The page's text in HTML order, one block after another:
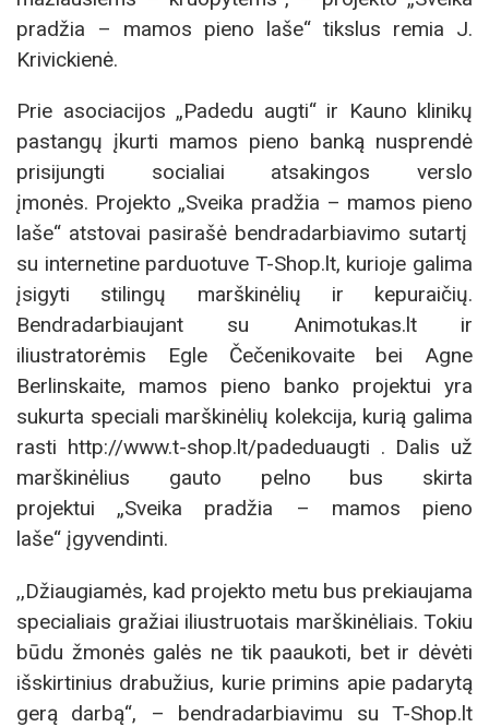
pradžia – mamos pieno laše“ tikslus remia J.
Krivickienė.
Prie asociacijos „Padedu augti“ ir Kauno klinikų
pastangų įkurti mamos pieno banką nusprendė
prisijungti socialiai atsakingos verslo
įmonės. Projekto „Sveika pradžia – mamos pieno
laše“ atstovai pasirašė bendradarbiavimo sutartį
su internetine parduotuve T-Shop.lt, kurioje galima
įsigyti stilingų marškinėlių ir kepuraičių.
Bendradarbiaujant su Animotukas.lt ir
iliustratorėmis Egle Čečenikovaite bei Agne
Berlinskaite, mamos pieno banko projektui yra
sukurta speciali marškinėlių kolekcija, kurią galima
rasti http://www.t-shop.lt/padeduaugti . Dalis už
marškinėlius gauto pelno bus skirta
projektui „Sveika pradžia – mamos pieno
laše“ įgyvendinti.
,,Džiaugiamės, kad projekto metu bus prekiaujama
specialiais gražiai iliustruotais marškinėliais. Tokiu
būdu žmonės galės ne tik paaukoti, bet ir dėvėti
išskirtinius drabužius, kurie primins apie padarytą
gerą darbą“, – bendradarbiavimu su T-Shop.lt